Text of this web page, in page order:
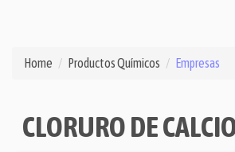
Home Productos Químicos Empresas
CLORURO DE